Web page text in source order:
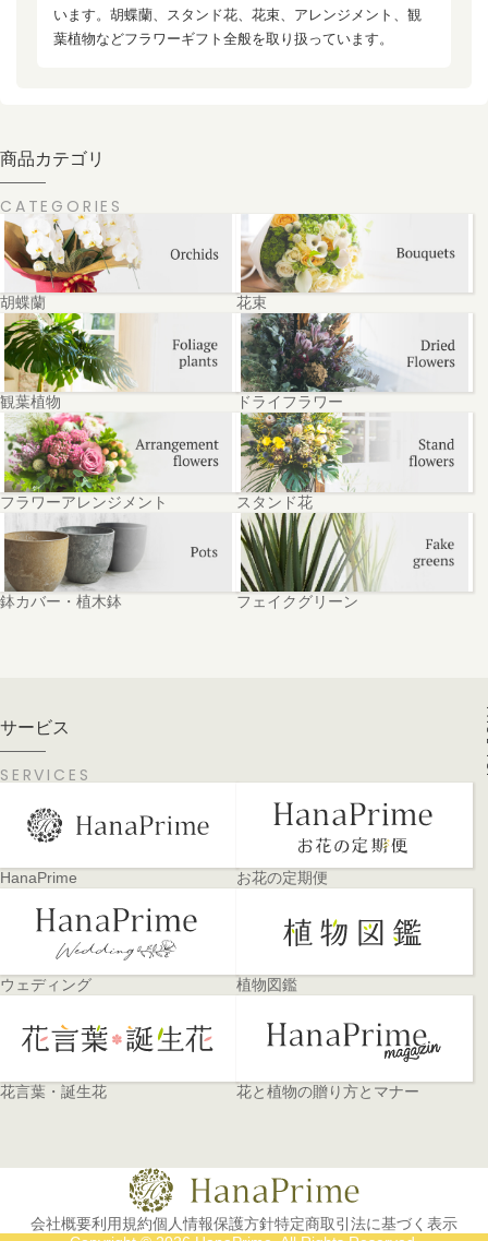
います。胡蝶蘭、スタンド花、花束、アレンジメント、観
葉植物などフラワーギフト全般を取り扱っています。
商品カテゴリ
CATEGORIES
胡蝶蘭 花束
観葉植物 ドライフラワー
フラワーアレンジメント スタンド花
鉢カバー・植木鉢 フェイクグリーン
サービス
SERVICES
HanaPrime お花の定期便
ウェディング 植物図鑑
花言葉・誕生花 花と植物の贈り方とマナー
会社概要利用規約個人情報保護方針特定商取引法に基づく表示